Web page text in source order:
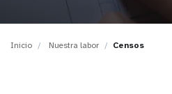
Inicio Nuestra labor Censos